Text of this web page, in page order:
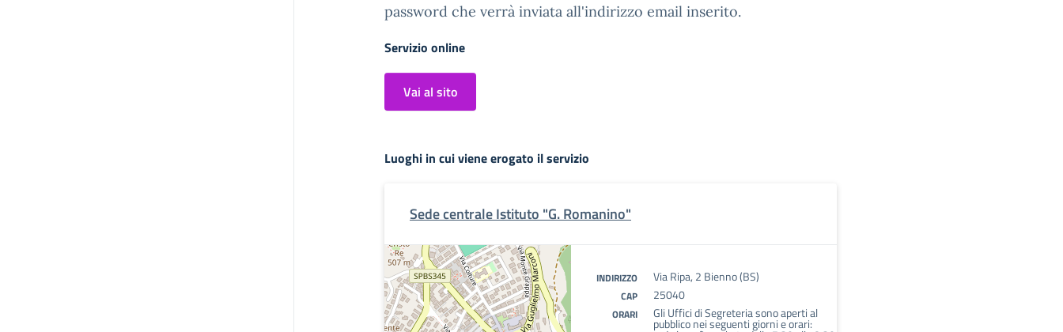
password che verrà inviata all'indirizzo email inserito.
Servizio online
Vai al sito
Luoghi in cui viene erogato il servizio
Sede centrale Istituto "G. Romanino"
INDIRIZZO Via Ripa, 2 Bienno (BS)
CAP 25040
ORARI Gli Uffici di Segreteria sono aperti al
pubblico nei seguenti giorni e orari: